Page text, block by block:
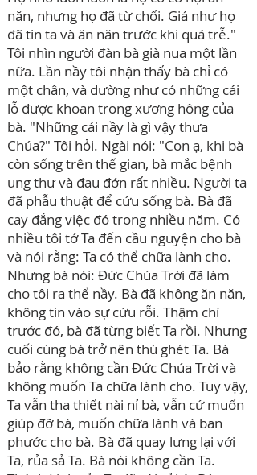
năn, nhưng họ đã từ chối. Giá như họ
đã tin ta và ăn năn trước khi quá trễ."
Tôi nhìn người đàn bà già nua một lần
nữa. Lần nầy tôi nhận thấy bà chỉ có
một chân, và dường như có những cái
lỗ được khoan trong xương hông của
bà. "Những cái nầy là gì vậy thưa
Chúa?" Tôi hỏi. Ngài nói: "Con ạ, khi bà
còn sống trên thế gian, bà mắc bệnh
ung thư và đau đớn rất nhiều. Người ta
đã phẫu thuật để cứu sống bà. Bà đã
cay đắng việc đó trong nhiều năm. Có
nhiều tôi tớ Ta đến cầu nguyện cho bà
và nói rằng: Ta có thể chữa lành cho.
Nhưng bà nói: Đức Chúa Trời đã làm
cho tôi ra thể nầy. Bà đã không ăn năn,
không tin vào sự cứu rỗi. Thậm chí
trước đó, bà đã từng biết Ta rồi. Nhưng
cuối cùng bà trở nên thù ghét Ta. Bà
bảo rằng không cần Đức Chúa Trời và
không muốn Ta chữa lành cho. Tuy vậy,
Ta vẫn tha thiết nài nỉ bà, vẫn cứ muốn
giúp đỡ bà, muốn chữa lành và ban
phước cho bà. Bà đã quay lưng lại với
Ta, rủa sả Ta. Bà nói không cần Ta.